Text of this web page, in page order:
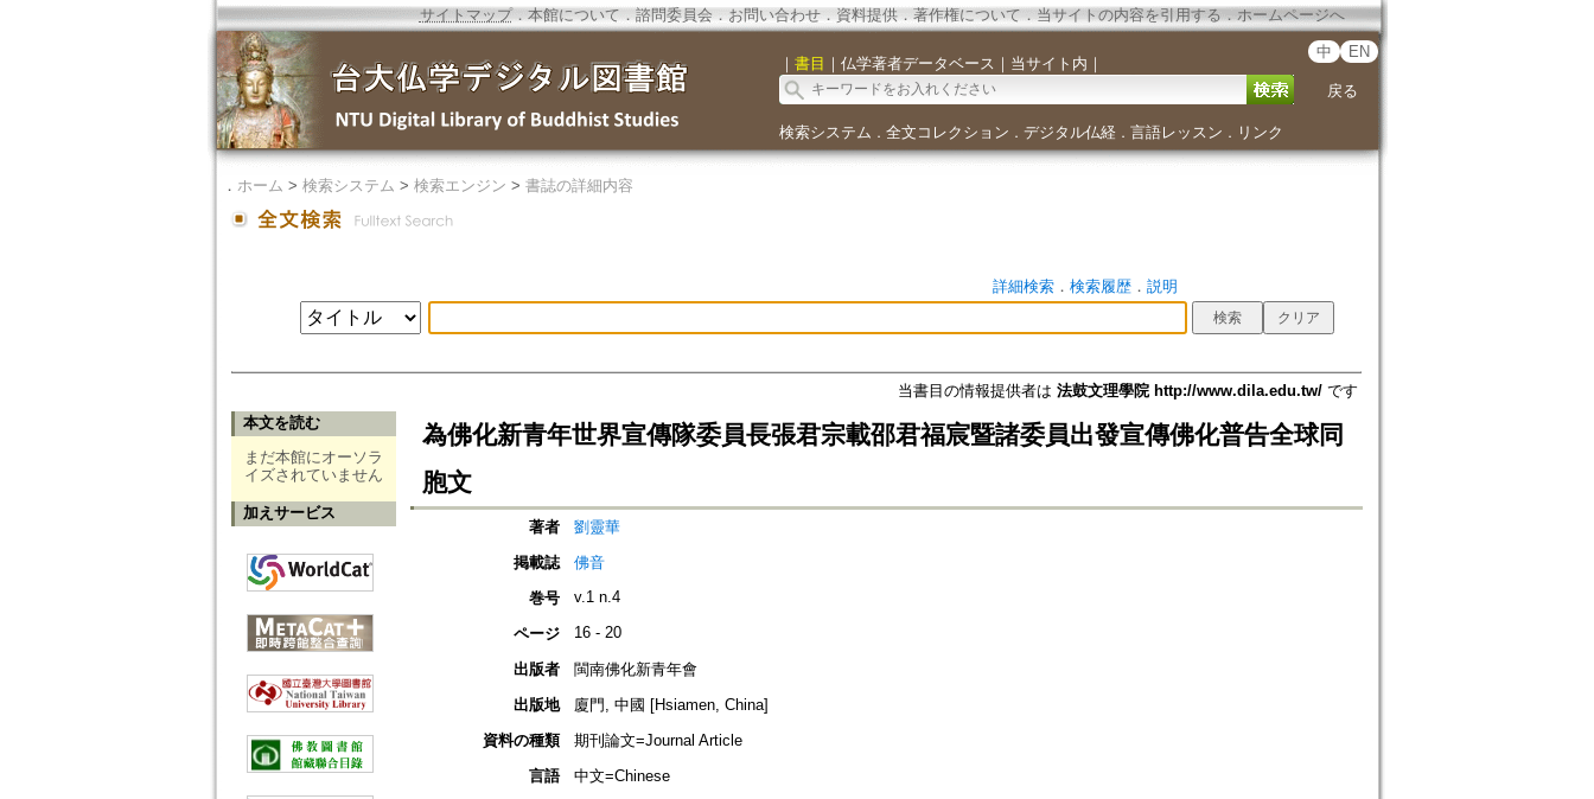
サイトマップ．本館について ． 諮問委員会． お問い合わせ． 資料提供． 著作権について．当サイトの内容を引用する ． ホームページへ
｜ 書目 ｜ 仏学著者データベース ｜ 当サイト内 ｜
中 EN
戻る
検索システム ． 全文コレクション ． デジタル仏経． 言語レッスン ． リンク
． ホーム > 検索システム > 検索エンジン > 書誌の詳細内容
詳細検索． 検索履歴． 説明
当書目の情報提供者は 法鼓文理學院 http://www.dila.edu.tw/です
本文を読む
まだ本館にオーソラ
イズされていません
加えサービス
為佛化新青年世界宣傳隊委員長張君宗載邵君福宸暨諸委員出發宣傳佛化普告全球同
胞文
著者
劉靈華
掲載誌
佛音
巻号
v.1 n.4
ページ 16 - 20
出版者
閩南佛化新青年會
出版地
廈門, 中國 [Hsiamen, China]
資料の種類
期刊論文=Journal Article
言語
中文=Chinese